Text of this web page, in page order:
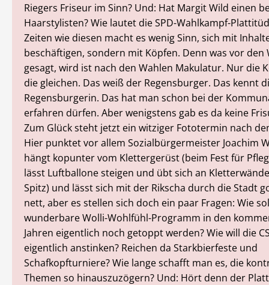
Riegers Friseur im Sinn? Und: Hat Margit Wild einen
Haarstylisten? Wie lautet die SPD-Wahlkampf-
Zeiten wie diesen macht es wenig Sinn, sich mit
beschäftigen, sondern mit Köpfen. Denn was vor den
gesagt, wird ist nach den Wahlen Makulatur. Nur die
die gleichen. Das weiß der Regensburger. Das kennt
Regensburgerin. Das hat man schon bei der
erfahren dürfen. Aber wenigstens gab es da keine
Zum Glück steht jetzt ein witziger Fototermin nach
Hier punktet vor allem Sozialbürgermeister Joachim
hängt kopunter vom Klettergerüst (beim Fest für
lässt Luftballone steigen und übt sich an
Spitz) und lässt sich mit der Rikscha durch die Stadt
nett, aber es stellen sich doch ein paar Fragen: Wie
wunderbare Wolli-Wohlfühl-Programm in den
Jahren eigentlich noch getoppt werden? Wie will die
eigentlich anstinken? Reichen da Starkbierfeste und
Schafkopfturniere? Wie lange schafft man es, die
Themen so hinauszuzögern? Und: Hört denn der